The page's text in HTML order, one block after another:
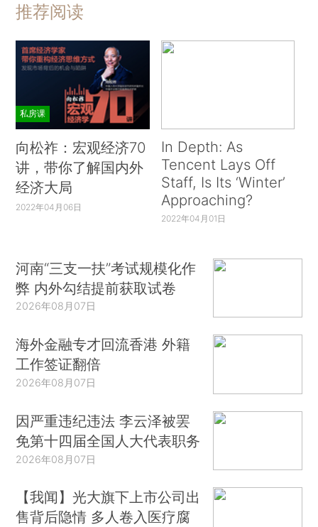
推荐阅读
私房课
向松祚：宏观经济70
讲，带你了解国内外
经济大局
2022年04月06日
In Depth: As
Tencent Lays Off
Staff, Is Its ‘Winter’
Approaching?
2022年04月01日
河南“三支一扶”考试规模化作
弊 内外勾结提前获取试卷
2026年08月07日
海外金融专才回流香港 外籍
工作签证翻倍
2026年08月07日
因严重违纪违法 李云泽被罢
免第十四届全国人大代表职务
2026年08月07日
【我闻】光大旗下上市公司出
售背后隐情 多人卷入医疗腐